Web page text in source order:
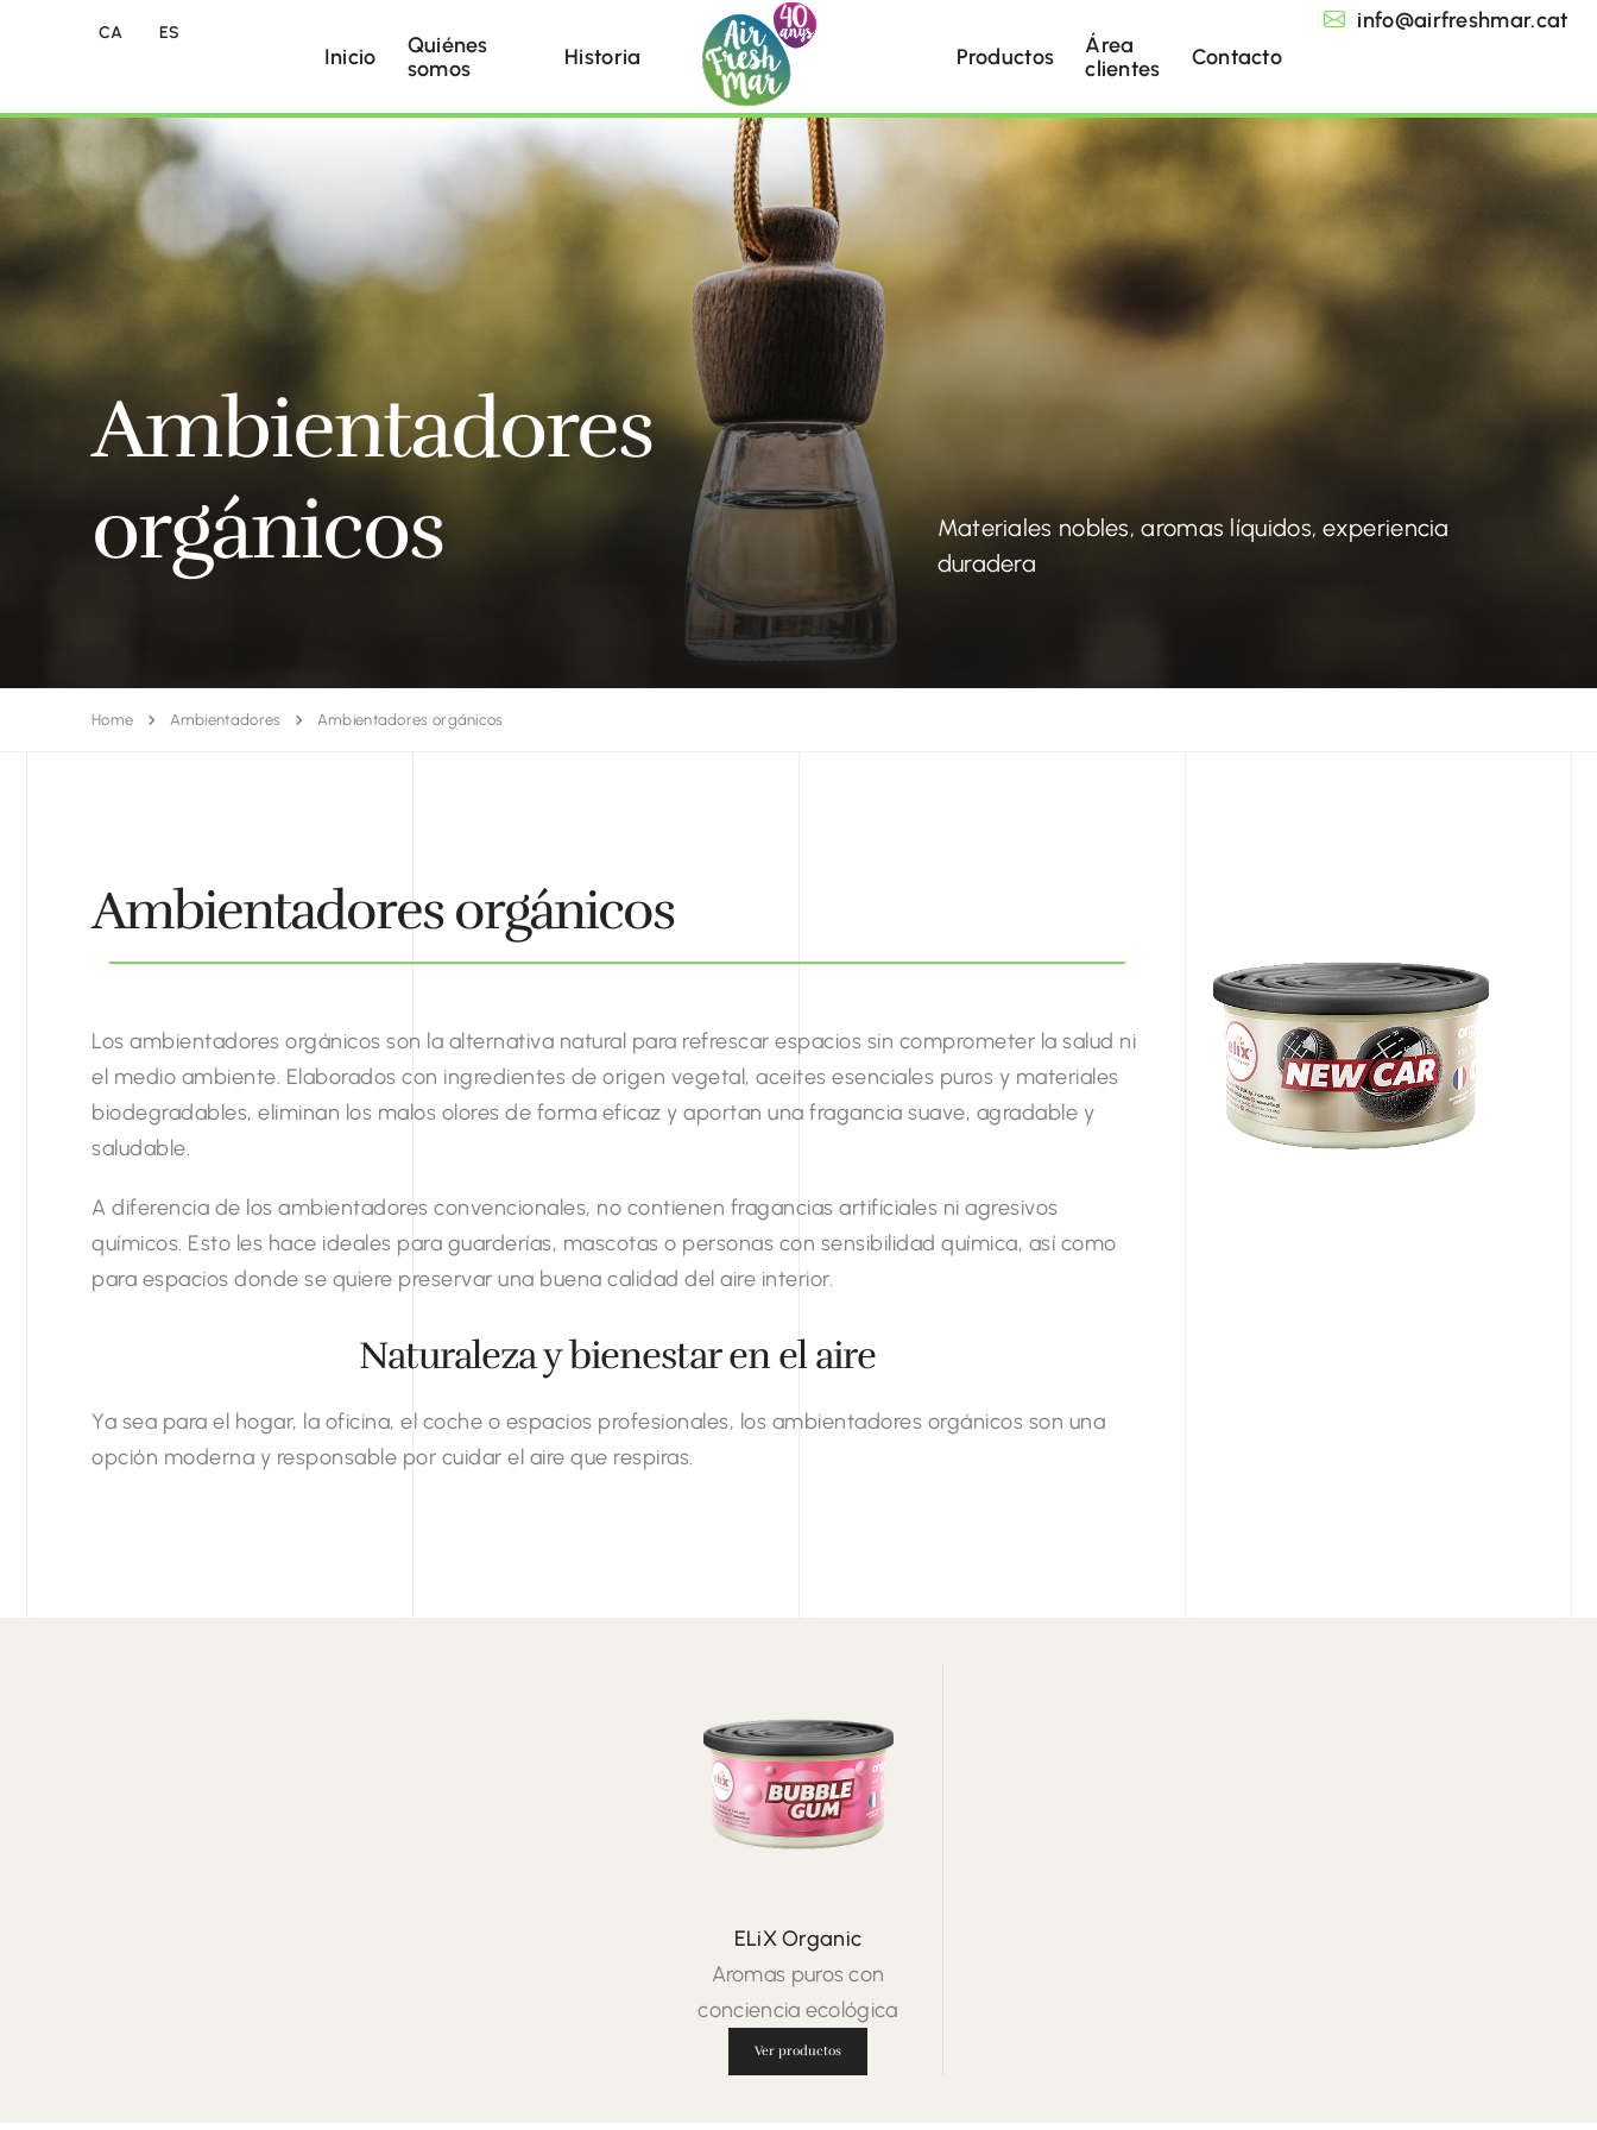
CA ES
Inicio
Quiénes
somos
Historia Productos
Área
clientes
Contacto
info@airfreshmar.cat
Ambientadores
orgánicos
Materiales nobles, aromas líquidos, experiencia
duradera
Home Ambientadores Ambientadores orgánicos
Ambientadores orgánicos
Los ambientadores orgánicos son la alternativa natural para refrescar espacios sin comprometer la salud ni
el medio ambiente. Elaborados con ingredientes de origen vegetal, aceites esenciales puros y materiales
biodegradables, eliminan los malos olores de forma eficaz y aportan una fragancia suave, agradable y
saludable.
A diferencia de los ambientadores convencionales, no contienen fragancias artificiales ni agresivos
químicos. Esto les hace ideales para guarderías, mascotas o personas con sensibilidad química, así como
para espacios donde se quiere preservar una buena calidad del aire interior.
Naturaleza y bienestar en el aire
Ya sea para el hogar, la oficina, el coche o espacios profesionales, los ambientadores orgánicos son una
opción moderna y responsable por cuidar el aire que respiras.
ELiX Organic
Aromas puros con
conciencia ecológica
Ver productos